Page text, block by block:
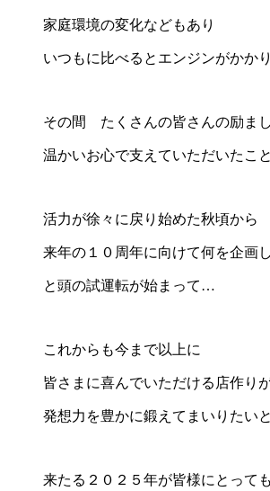
家庭環境の変化などもあり
いつもに比べるとエンジンがかか
その間 たくさんの皆さんの励ま
温かいお心で支えていただいたこ
活力が徐々に戻り始めた秋頃から
来年の１０周年に向けて何を企画
と頭の試運転が始まって…
これからも今まで以上に
皆さまに喜んでいただける店作り
発想力を豊かに鍛えてまいりたい
来たる２０２５年が皆様にとって